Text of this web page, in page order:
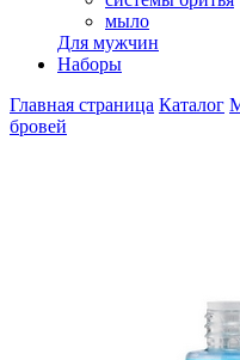
мыло
Для мужчин
Наборы
Главная страница Каталог
бровей